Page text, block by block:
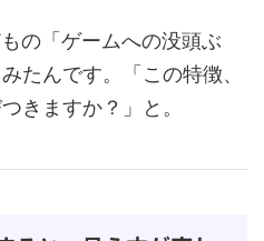
の「ゲームへの没頭ぶ
たんです。「この特徴、
きますか？」と。